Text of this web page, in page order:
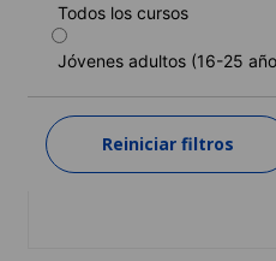
Todos los cursos
Jóvenes adultos (16-25
Reiniciar filtros
Jóvenes adultos -
(Casa de familia) (16-
2 semanasdesde
1.839 EUR